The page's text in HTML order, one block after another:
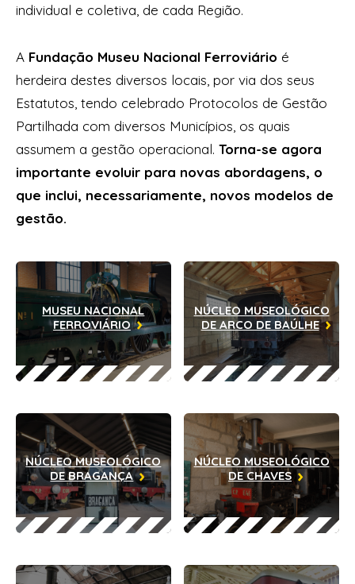
individual e coletiva, de cada Região.
A Fundação Museu Nacional Ferroviário é
herdeira destes diversos locais, por via dos seus
Estatutos, tendo celebrado Protocolos de Gestão
Partilhada com diversos Municípios, os quais
assumem a gestão operacional. Torna-se agora
importante evoluir para novas abordagens, o
que inclui, necessariamente, novos modelos de
gestão.
MUSEU NACIONAL
FERROVIÁRIO
NÚCLEO MUSEOLÓGICO
DE ARCO DE BAÚLHE
NÚCLEO MUSEOLÓGICO
DE BRAGANÇA
NÚCLEO MUSEOLÓGICO
DE CHAVES